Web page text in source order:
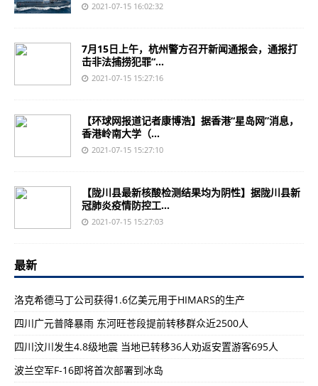
2021-07-15 16:02:32
7月15日上午，杭州警方召开新闻通报会，通报打
击非法捕捞犯罪“...
2021-07-15 15:27:16
【环球网报道记者康博浩】据香港“星岛网”消息，
香港岭南大学（...
2021-07-15 15:27:10
【陇川县最新核酸检测结果均为阴性】据陇川县新
冠肺炎疫情防控工...
2021-07-15 15:27:03
最新
洛克希德马丁公司获得1.6亿美元用于HIMARS的生产
四川广元普降暴雨 东河旺苍段提前转移群众近2500人
四川汶川发生4.8级地震 当地已转移36人劝返安置游客695人
波兰空军F-16即将首次部署到冰岛